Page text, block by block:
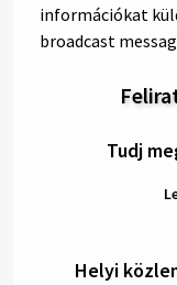
információkat
broadcast
Tudj
Helyi